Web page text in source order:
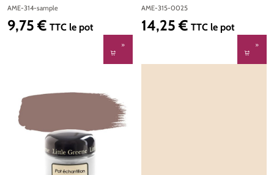
Matt Emulsion
AME-314-sample
Prix régulier :
9,75 € TTC le pot
Emulsion 250 ml
AME-315-0025
Prix régulier :
14,25 € TTC le pot